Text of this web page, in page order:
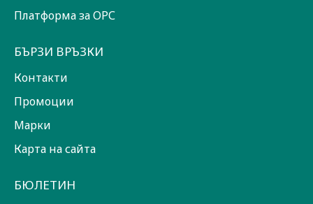
Платформа за ОРС
БЪРЗИ ВРЪЗКИ
Контакти
Промоции
Марки
Карта на сайта
БЮЛЕТИН